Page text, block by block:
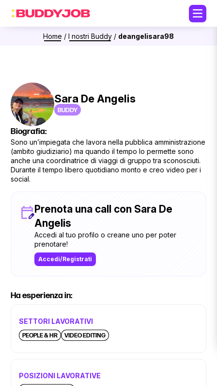
Home / I nostri Buddy / deangelisara98
Sara De Angelis
BUDDY
Biografia:
Sono un’impiegata che lavora nella pubblica amministrazione
(ambito giudiziario) ma quando il tempo lo permette sono
anche una coordinatrice di viaggi di gruppo tra sconosciuti.
Durante il tempo libero quotidiano monto e creo video per i
social.
Prenota una call con Sara De
Angelis
Accedi al tuo profilo o creane uno per poter
prenotare!
Accedi/Registrati
Ha esperienza in:
SETTORI LAVORATIVI
PEOPLE & HR VIDEO EDITING
POSIZIONI LAVORATIVE